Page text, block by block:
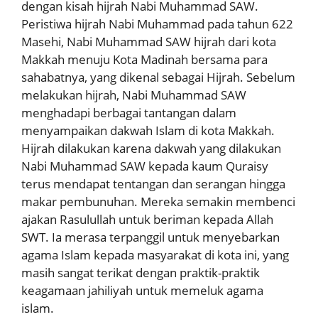
dengan kisah hijrah Nabi Muhammad SAW.
Peristiwa hijrah Nabi Muhammad pada tahun 622
Masehi, Nabi Muhammad SAW hijrah dari kota
Makkah menuju Kota Madinah bersama para
sahabatnya, yang dikenal sebagai Hijrah. Sebelum
melakukan hijrah, Nabi Muhammad SAW
menghadapi berbagai tantangan dalam
menyampaikan dakwah Islam di kota Makkah.
Hijrah dilakukan karena dakwah yang dilakukan
Nabi Muhammad SAW kepada kaum Quraisy
terus mendapat tentangan dan serangan hingga
makar pembunuhan. Mereka semakin membenci
ajakan Rasulullah untuk beriman kepada Allah
SWT. Ia merasa terpanggil untuk menyebarkan
agama Islam kepada masyarakat di kota ini, yang
masih sangat terikat dengan praktik-praktik
keagamaan jahiliyah untuk memeluk agama
islam.